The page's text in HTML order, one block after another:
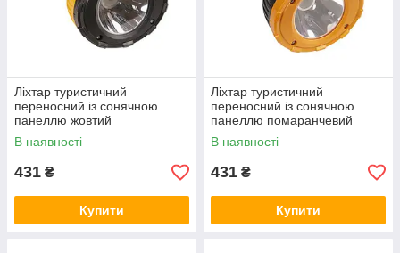
Ліхтар туристичний
переносний із сонячною
панеллю жовтий
В наявності
431 ₴
Купити
Ліхтар туристичний
переносний із сонячною
панеллю помаранчевий
В наявності
431 ₴
Купити